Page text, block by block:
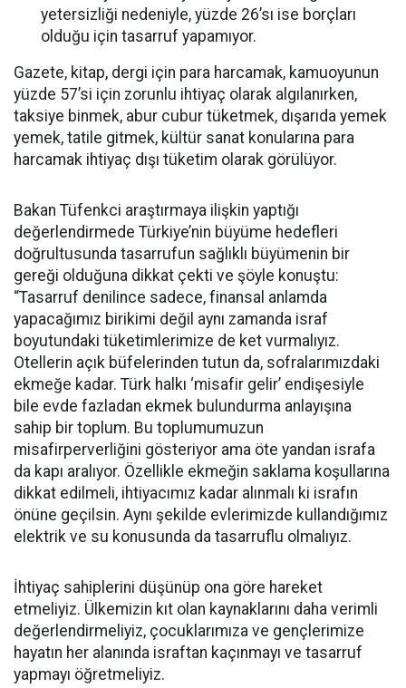
yetersizliği nedeniyle, yüzde 26’sı ise borçları
olduğu için tasarruf yapamıyor.
Gazete, kitap, dergi için para harcamak, kamuoyunun
yüzde 57’si için zorunlu ihtiyaç olarak algılanırken,
taksiye binmek, abur cubur tüketmek, dışarıda yemek
yemek, tatile gitmek, kültür sanat konularına para
harcamak ihtiyaç dışı tüketim olarak görülüyor.
Bakan Tüfenkci araştırmaya ilişkin yaptığı
değerlendirmede Türkiye’nin büyüme hedefleri
doğrultusunda tasarrufun sağlıklı büyümenin bir
gereği olduğuna dikkat çekti ve şöyle konuştu:
“Tasarruf denilince sadece, finansal anlamda
yapacağımız birikimi değil aynı zamanda israf
boyutundaki tüketimlerimize de ket vurmalıyız.
Otellerin açık büfelerinden tutun da, sofralarımızdaki
ekmeğe kadar. Türk halkı ‘misafir gelir’ endişesiyle
bile evde fazladan ekmek bulundurma anlayışına
sahip bir toplum. Bu toplumumuzun
misafirperverliğini gösteriyor ama öte yandan israfa
da kapı aralıyor. Özellikle ekmeğin saklama koşullarına
dikkat edilmeli, ihtiyacımız kadar alınmalı ki israfın
önüne geçilsin. Aynı şekilde evlerimizde kullandığımız
elektrik ve su konusunda da tasarruflu olmalıyız.
İhtiyaç sahiplerini düşünüp ona göre hareket
etmeliyiz. Ülkemizin kıt olan kaynaklarını daha verimli
değerlendirmeliyiz, çocuklarımıza ve gençlerimize
hayatın her alanında israftan kaçınmayı ve tasarruf
yapmayı öğretmeliyiz.